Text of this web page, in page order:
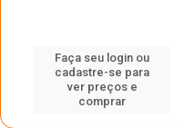
Faça seu login ou
cadastre-se para
ver preços e
comprar